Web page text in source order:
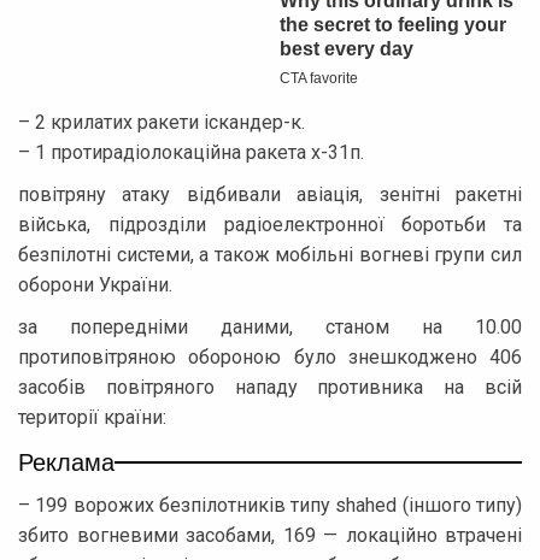
– 2 крилатих ракети іскандер-к.
– 1 протирадіолокаційна ракета х-31п.
повітряну атаку відбивали авіація, зенітні ракетні
війська, підрозділи радіоелектронної боротьби та
безпілотні системи, а також мобільні вогневі групи сил
оборони України.
за попередніми даними, станом на 10.00
протиповітряною обороною було знешкоджено 406
засобів повітряного нападу противника на всій
території країни:
Реклама
– 199 ворожих безпілотників типу shahed (іншого типу)
збито вогневими засобами, 169 — локаційно втрачені